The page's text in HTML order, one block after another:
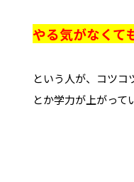
やる気がなくて
という人が、コツ
とか学力が上がって